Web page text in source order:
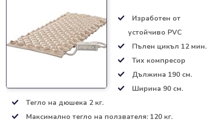
Изработен от
устойчиво PVC
Пълен цикъл 12 мин.
Тих компресор
Дължина 190 см.
Ширина 90 см.
Тегло на дюшека 2 кг.
Максимално тегло на ползвателя: 120 кг.